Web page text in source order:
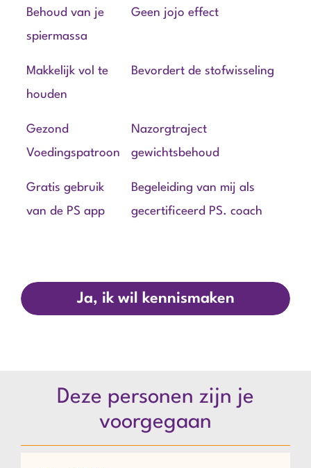
Behoud van je
spiermassa
Geen jojo effect
Makkelijk vol te
houden
Bevordert de stofwisseling
Gezond
Voedingspatroon
Nazorgtraject
gewichtsbehoud
Gratis gebruik
van de PS app
Begeleiding van mij als
gecertificeerd PS. coach
Ja, ik wil kennismaken
Deze personen zijn je
voorgegaan